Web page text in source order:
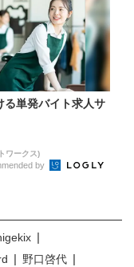
る単発バイト求人サ
ワークス)
by
野口啓代